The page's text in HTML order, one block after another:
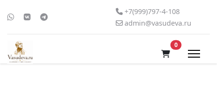
+7(999)797-4-108
admin@vasudeva.ru
0В корзину